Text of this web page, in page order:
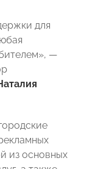
для
—
из основных